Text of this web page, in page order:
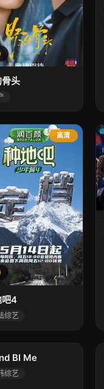
头
高清
吧4
综艺
BI Me
综艺